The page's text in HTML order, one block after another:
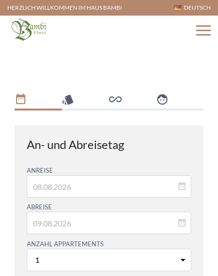
HERZLICH WILLKOMMEN IM HAUS BAMBI DEUTSCH
An- und Abreisetag
ANREISE
ABREISE
ANZAHL APPARTEMENTS